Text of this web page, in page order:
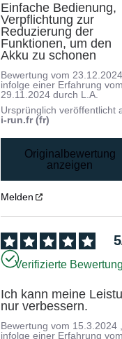
Einfache Bedienung,
Verpflichtung zur
Reduzierung der
Funktionen, um den
Akku zu schonen
Bewertung vom
infolge einer Erfahrung
29.11.2024 durch L.A.
Ursprünglich veröffentlicht
i-run.fr (fr)
Originalbewertung
anzeigen
Melden
5
Verifizierte
Ich kann meine
nur verbessern.
Bewertung vom 15.3.2024
infolge einer Erfahrung